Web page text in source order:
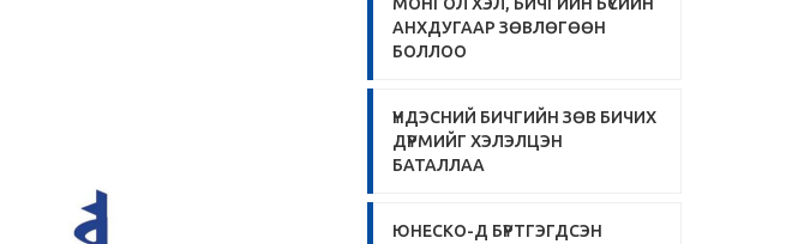
АНХДУГААР ЗӨВЛӨГӨӨН
БОЛЛОО
ҮНДЭСНИЙ БИЧГИЙН ЗӨВ БИЧИХ
ДҮРМИЙГ ХЭЛЭЛЦЭН
БАТАЛЛАА
ЮНЕСКО-Д БҮРТГЭГДСЭН